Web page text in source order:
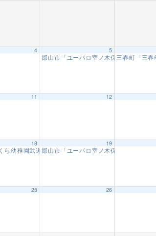
4 5
郡山市「ユーパロ室ノ木保育園武道教室
三春町「三
11 12
18
ら幼稚園武道教室」【8回目】 9:30 AM
19
郡山市「ユーパロ室ノ木保育園武道教室
25 26